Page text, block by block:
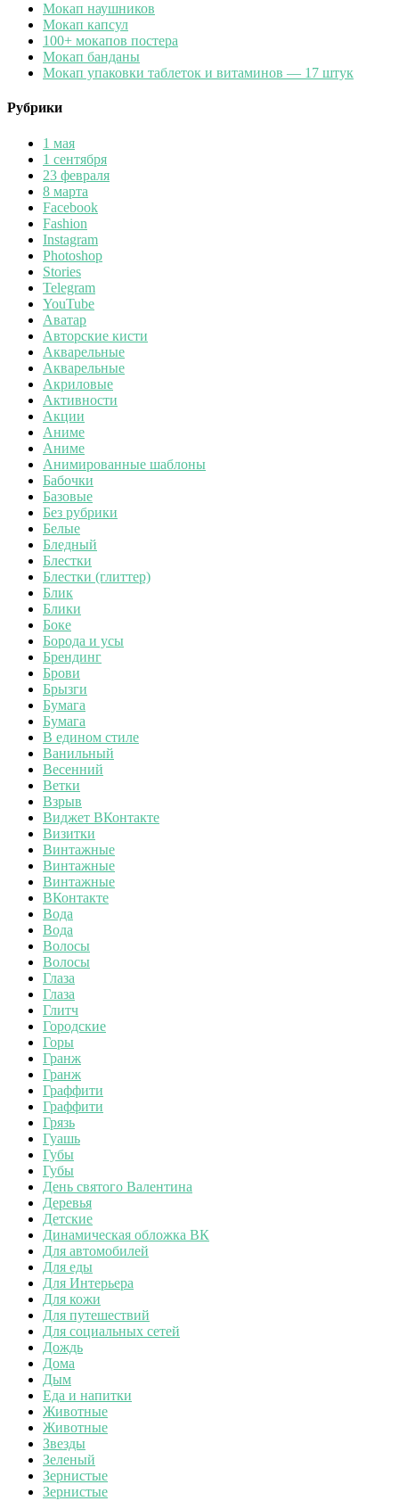
Мокап наушников
Мокап капсул
100+ мокапов постера
Мокап банданы
Мокап упаковки таблеток и витаминов — 17 штук
Рубрики
1 мая
1 сентября
23 февраля
8 марта
Facebook
Fashion
Instagram
Photoshop
Stories
Telegram
YouTube
Аватар
Авторские кисти
Акварельные
Акварельные
Акриловые
Активности
Акции
Аниме
Аниме
Анимированные шаблоны
Бабочки
Базовые
Без рубрики
Белые
Бледный
Блестки
Блестки (глиттер)
Блик
Блики
Боке
Борода и усы
Брендинг
Брови
Брызги
Бумага
Бумага
В едином стиле
Ванильный
Весенний
Ветки
Взрыв
Виджет ВКонтакте
Визитки
Винтажные
Винтажные
Винтажные
ВКонтакте
Вода
Вода
Волосы
Волосы
Глаза
Глаза
Глитч
Городские
Горы
Гранж
Гранж
Граффити
Граффити
Грязь
Гуашь
Губы
Губы
День святого Валентина
Деревья
Детские
Динамическая обложка ВК
Для автомобилей
Для еды
Для Интерьера
Для кожи
Для путешествий
Для социальных сетей
Дождь
Дома
Дым
Еда и напитки
Животные
Животные
Звезды
Зеленый
Зернистые
Зернистые